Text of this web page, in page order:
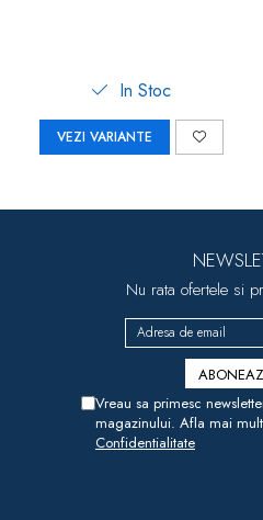
In Stoc
VEZI VARIANTE
Nu rata ofertele si
Vreau sa primesc
magazinului. Afla mai
Confidentialitate